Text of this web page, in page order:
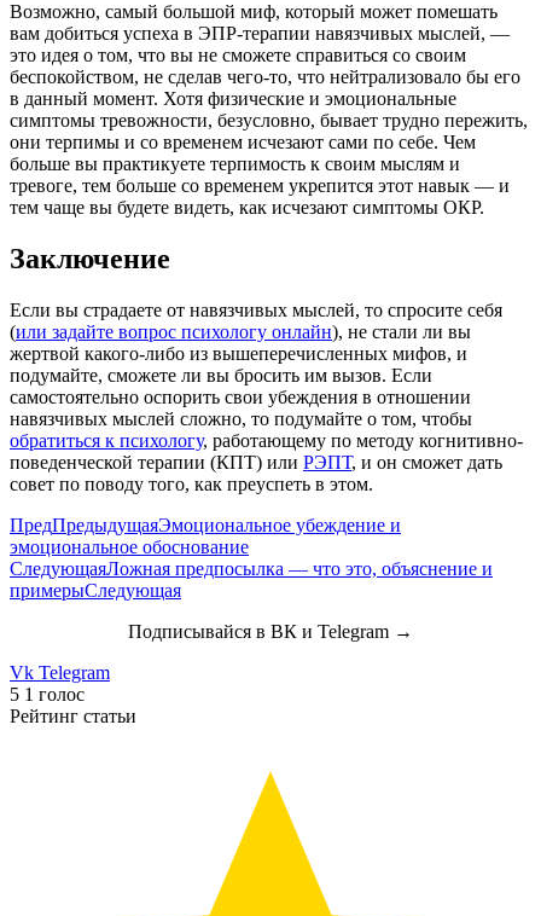
Возможно, самый большой миф, который может помешать
вам добиться успеха в ЭПР-терапии навязчивых мыслей, —
это идея о том, что вы не сможете справиться со своим
беспокойством, не сделав чего-то, что нейтрализовало бы его
в данный момент. Хотя физические и эмоциональные
симптомы тревожности, безусловно, бывает трудно пережить,
они терпимы и со временем исчезают сами по себе. Чем
больше вы практикуете терпимость к своим мыслям и
тревоге, тем больше со временем укрепится этот навык — и
тем чаще вы будете видеть, как исчезают симптомы ОКР.
Заключение
Если вы страдаете от навязчивых мыслей, то спросите себя
(или задайте вопрос психологу онлайн), не стали ли вы
жертвой какого-либо из вышеперечисленных мифов, и
подумайте, сможете ли вы бросить им вызов. Если
самостоятельно оспорить свои убеждения в отношении
навязчивых мыслей сложно, то подумайте о том, чтобы
обратиться к психологу, работающему по методу когнитивно-
поведенческой терапии (КПТ) или РЭПТ, и он сможет дать
совет по поводу того, как преуспеть в этом.
ПредПредыдущаяЭмоциональное убеждение и
эмоциональное обоснование
СледующаяЛожная предпосылка — что это, объяснение и
примерыСледующая
Подписывайся в ВК и Telegram →
Vk Telegram
5 1 голос
Рейтинг статьи